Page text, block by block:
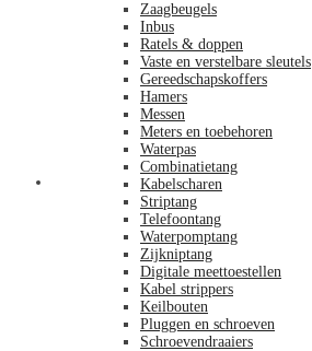
Zaagbeugels
Inbus
Ratels & doppen
Vaste en verstelbare sleutels
Gereedschapskoffers
Hamers
Messen
Meters en toebehoren
Waterpas
Combinatietang
Kabelscharen
Striptang
Telefoontang
Waterpomptang
Zijkniptang
Digitale meettoestellen
Kabel strippers
Keilbouten
Pluggen en schroeven
Schroevendraaiers